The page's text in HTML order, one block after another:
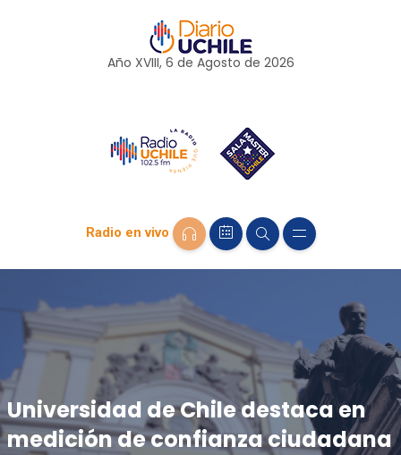
Año XVIII, 6 de Agosto de 2026
Radio en vivo
Universidad de Chile destaca en
medición de confianza ciudadana